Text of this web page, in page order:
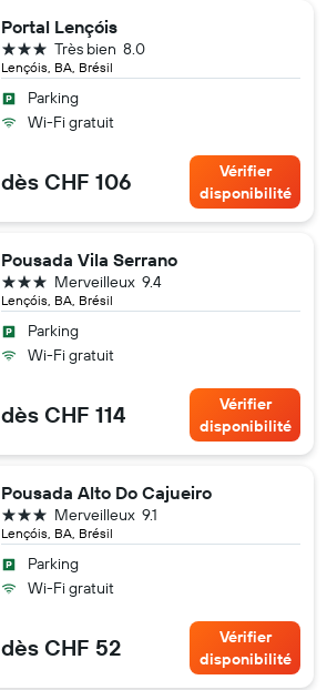
Portal Lençóis
Lençóis, BA, Brésil
8.0
Très bien
3 étoiles
Parking
Wi-Fi gratuit
dès CHF 106
Vérifier
disponibilité
Pousada Vila Serrano
Lençóis, BA, Brésil
9.4
Merveilleux
3 étoiles
Parking
Wi-Fi gratuit
dès CHF 114
Vérifier
disponibilité
Pousada Alto Do Cajueiro
Lençóis, BA, Brésil
9.1
Merveilleux
3 étoiles
Parking
Wi-Fi gratuit
dès CHF 52
Vérifier
disponibilité